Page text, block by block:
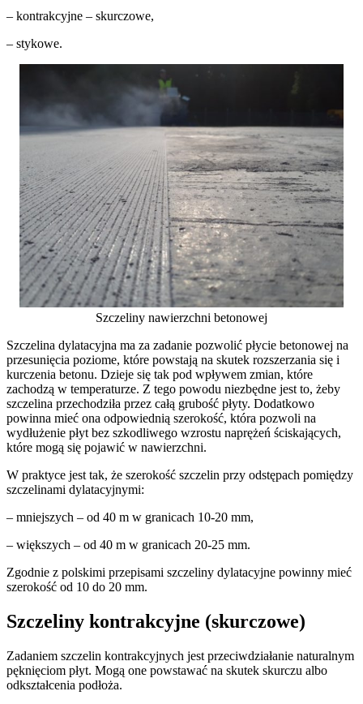
– kontrakcyjne – skurczowe,
– stykowe.
Szczeliny nawierzchni betonowej
Szczelina dylatacyjna ma za zadanie pozwolić płycie betonowej na
przesunięcia poziome, które powstają na skutek rozszerzania się i
kurczenia betonu. Dzieje się tak pod wpływem zmian, które
zachodzą w temperaturze. Z tego powodu niezbędne jest to, żeby
szczelina przechodziła przez całą grubość płyty. Dodatkowo
powinna mieć ona odpowiednią szerokość, która pozwoli na
wydłużenie płyt bez szkodliwego wzrostu naprężeń ściskających,
które mogą się pojawić w nawierzchni.
W praktyce jest tak, że szerokość szczelin przy odstępach pomiędzy
szczelinami dylatacyjnymi:
– mniejszych – od 40 m w granicach 10-20 mm,
– większych – od 40 m w granicach 20-25 mm.
Zgodnie z polskimi przepisami szczeliny dylatacyjne powinny mieć
szerokość od 10 do 20 mm.
Szczeliny kontrakcyjne (skurczowe)
Zadaniem szczelin kontrakcyjnych jest przeciwdziałanie naturalnym
pęknięciom płyt. Mogą one powstawać na skutek skurczu albo
odkształcenia podłoża.